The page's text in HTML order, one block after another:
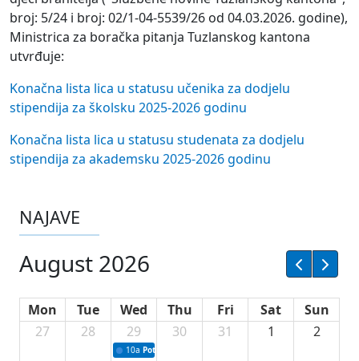
broj: 5/24 i broj: 02/1-04-5539/26 od 04.03.2026. godine),
Ministrica za boračka pitanja Tuzlanskog kantona
utvrđuje:
Konačna lista lica u statusu učenika za dodjelu
stipendija za školsku 2025-2026 godinu
Konačna lista lica u statusu studenata za dodjelu
stipendija za akademsku 2025-2026 godinu
NAJAVE
August 2026
Mon Tue Wed Thu Fri Sat
Sun
27
28 29
10a Potpisivanje ugovora sa neprofitnim
30 31 1 2